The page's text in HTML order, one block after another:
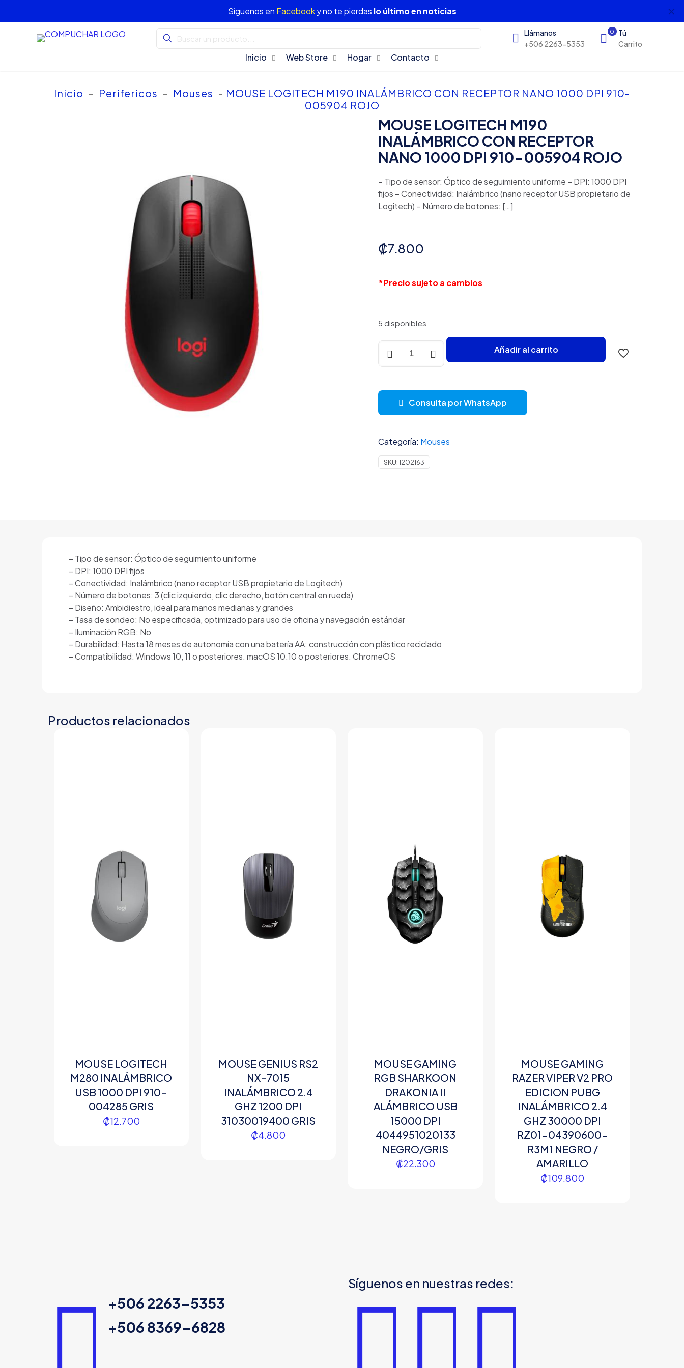
Síguenos en Facebooky no te pierdas lo último en noticias ✕
Llámanos
+506 2263-5353
0
Tú
Carrito
Inicio Web Store Hogar Contacto
Inicio - Perifericos - Mouses - MOUSE LOGITECH M190 INALÁMBRICO CON RECEPTOR NANO 1000 DPI 910-
005904 ROJO
MOUSE LOGITECH M190
INALÁMBRICO CON RECEPTOR
NANO 1000 DPI 910-005904 ROJO
– Tipo de sensor: Óptico de seguimiento uniforme – DPI: 1000 DPI
fijos – Conectividad: Inalámbrico (nano receptor USB propietario de
Logitech) – Número de botones: […]
₡7.800
*Precio sujeto a cambios
5 disponibles
MOUSE
LOGITECH
M190
CON
RECEPTOR
NANO
DPI
910-
005904
Añadir al carrito
Consulta por WhatsApp
Categoría: Mouses
SKU:1202163
– Tipo de sensor: Óptico de seguimiento uniforme
– DPI: 1000 DPI fijos
– Conectividad: Inalámbrico (nano receptor USB propietario de Logitech)
– Número de botones: 3 (clic izquierdo, clic derecho, botón central en rueda)
– Diseño: Ambidiestro, ideal para manos medianas y grandes
– Tasa de sondeo: No especificada, optimizado para uso de oficina y navegación estándar
– Iluminación RGB: No
– Durabilidad: Hasta 18 meses de autonomía con una batería AA; construcción con plástico reciclado
– Compatibilidad: Windows 10, 11 o posteriores. macOS 10.10 o posteriores. ChromeOS
Productos relacionados
MOUSE LOGITECH
M280 INALÁMBRICO
USB 1000 DPI 910-
004285 GRIS
₡12.700
MOUSE GENIUS RS2
NX-7015
INALÁMBRICO 2.4
GHZ 1200 DPI
31030019400 GRIS
₡4.800
MOUSE GAMING
RGB SHARKOON
DRAKONIA II
ALÁMBRICO USB
15000 DPI
4044951020133
NEGRO/GRIS
₡22.300
MOUSE GAMING
RAZER VIPER V2 PRO
EDICION PUBG
INALÁMBRICO 2.4
GHZ 30000 DPI
RZ01-04390600-
R3M1 NEGRO /
AMARILLO
₡109.800
Síguenos en nuestras redes:
+506 2263-5353
+506 8369-6828